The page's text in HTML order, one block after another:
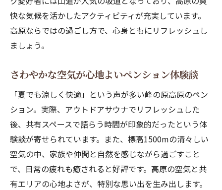
快な気候を活かしたアクティビティが充実しています。
高原ならではの過ごし方で、心身ともにリフレッシュし
ましょう。
さわやかな空気が心地よいペンション体験談
「夏でも涼しく快適」という声が多い峰の原高原のペン
ション。実際、アウトドアサウナでリフレッシュした
後、共有スペースで語らう時間が印象的だったという体
験談が寄せられています。また、標高1500mの清々しい
空気の中、家族や仲間と自然を感じながら過ごすこと
で、日常の疲れも癒されると好評です。高原の空気と共
有エリアの心地よさが、特別な思い出を生み出します。